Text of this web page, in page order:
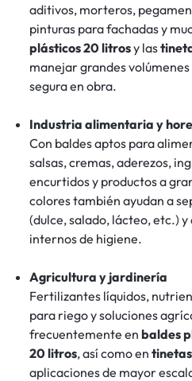
aditivos, morteros,
pinturas para fachadas y
plásticos 20 litrosy las
manejar grandes
segura en obra.
Industria alimentaria y
Con baldes aptos para
salsas, cremas, aderezos,
encurtidos y productos a
colores también ayudan a
(dulce, salado, lácteo, etc.)
internos de higiene.
Agricultura y jardinería
Fertilizantes líquidos,
para riego y soluciones
frecuentemente en baldes
20 litros, así como en
aplicaciones de mayor